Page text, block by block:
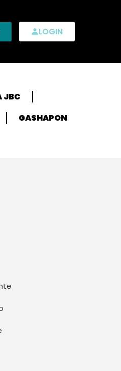
LOGIN
JBC
GASHAPON